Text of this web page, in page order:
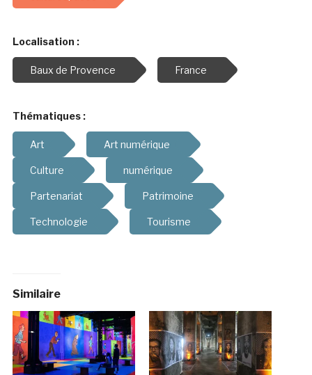
Localisation :
Baux de Provence France
Thématiques :
Art Art numérique
Culture numérique
Partenariat Patrimoine
Technologie Tourisme
Similaire